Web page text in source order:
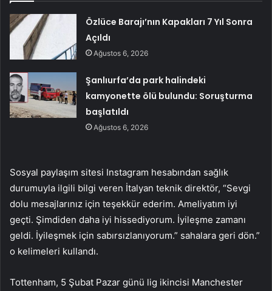
Özlüce Barajı’nın Kapakları 7 Yıl Sonra
Açıldı
Ağustos 6, 2026
Şanlıurfa’da park halindeki
kamyonette ölü bulundu: Soruşturma
başlatıldı
Ağustos 6, 2026
Sosyal paylaşım sitesi Instagram hesabından sağlık
durumuyla ilgili bilgi veren İtalyan teknik direktör, “Sevgi
dolu mesajlarınız için teşekkür ederim. Ameliyatım iyi
geçti. Şimdiden daha iyi hissediyorum. İyileşme zamanı
geldi. İyileşmek için sabırsızlanıyorum.” sahalara geri dön.”
o kelimeleri kullandı.
Tottenham, 5 Şubat Pazar günü lig ikincisi Manchester